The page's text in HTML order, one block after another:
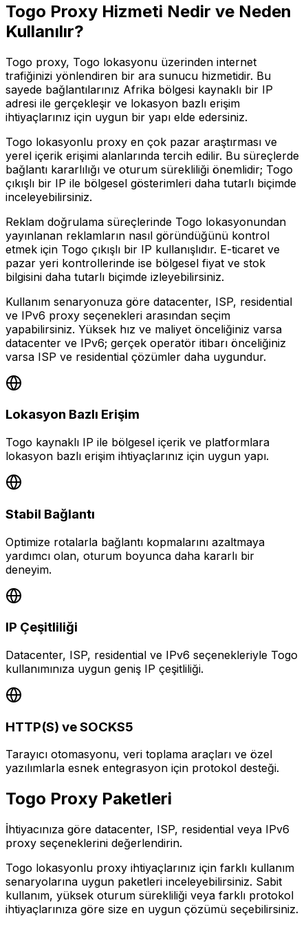
Togo Proxy Hizmeti Nedir ve Neden
Kullanılır?
Togo proxy, Togo lokasyonu üzerinden internet
trafiğinizi yönlendiren bir ara sunucu hizmetidir. Bu
sayede bağlantılarınız Afrika bölgesi kaynaklı bir IP
adresi ile gerçekleşir ve lokasyon bazlı erişim
ihtiyaçlarınız için uygun bir yapı elde edersiniz.
Togo lokasyonlu proxy en çok pazar araştırması ve
yerel içerik erişimi alanlarında tercih edilir. Bu süreçlerde
bağlantı kararlılığı ve oturum sürekliliği önemlidir; Togo
çıkışlı bir IP ile bölgesel gösterimleri daha tutarlı biçimde
inceleyebilirsiniz.
Reklam doğrulama süreçlerinde Togo lokasyonundan
yayınlanan reklamların nasıl göründüğünü kontrol
etmek için Togo çıkışlı bir IP kullanışlıdır. E-ticaret ve
pazar yeri kontrollerinde ise bölgesel fiyat ve stok
bilgisini daha tutarlı biçimde izleyebilirsiniz.
Kullanım senaryonuza göre datacenter, ISP, residential
ve IPv6 proxy seçenekleri arasından seçim
yapabilirsiniz. Yüksek hız ve maliyet önceliğiniz varsa
datacenter ve IPv6; gerçek operatör itibarı önceliğiniz
varsa ISP ve residential çözümler daha uygundur.
Lokasyon Bazlı Erişim
Togo kaynaklı IP ile bölgesel içerik ve platformlara
lokasyon bazlı erişim ihtiyaçlarınız için uygun yapı.
Stabil Bağlantı
Optimize rotalarla bağlantı kopmalarını azaltmaya
yardımcı olan, oturum boyunca daha kararlı bir
deneyim.
IP Çeşitliliği
Datacenter, ISP, residential ve IPv6 seçenekleriyle Togo
kullanımınıza uygun geniş IP çeşitliliği.
HTTP(S) ve SOCKS5
Tarayıcı otomasyonu, veri toplama araçları ve özel
yazılımlarla esnek entegrasyon için protokol desteği.
Togo Proxy Paketleri
İhtiyacınıza göre datacenter, ISP, residential veya IPv6
proxy seçeneklerini değerlendirin.
Togo lokasyonlu proxy ihtiyaçlarınız için farklı kullanım
senaryolarına uygun paketleri inceleyebilirsiniz. Sabit
kullanım, yüksek oturum sürekliliği veya farklı protokol
ihtiyaçlarınıza göre size en uygun çözümü seçebilirsiniz.